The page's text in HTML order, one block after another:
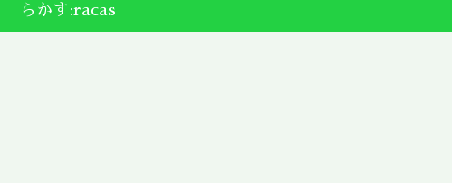
らかす:racas